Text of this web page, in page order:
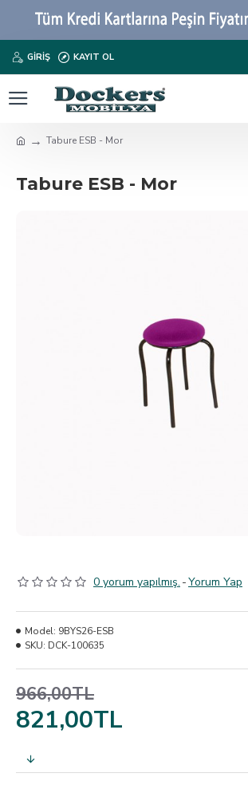
GIRIŞ KAYIT OL
Tabure ESB - Mor
Tabure ESB - Mor
0 yorum yapılmış. -Yorum Yap
821,00TL
966,00TL
Model: 9BYS26-ESB
SKU: DCK-100635